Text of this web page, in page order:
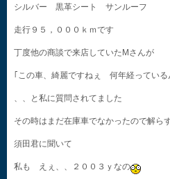
シルバー 黒革シート サンルーフ
走行９５，０００ｋｍです
丁度他の商談で来店していたMさんが
｢この車、綺麗ですねぇ 何年経っている
、、と私に質問されてました
その時はまだ在庫車でなかったので解ら
須田君に聞いて
私も えぇ、、２００３ｙなの